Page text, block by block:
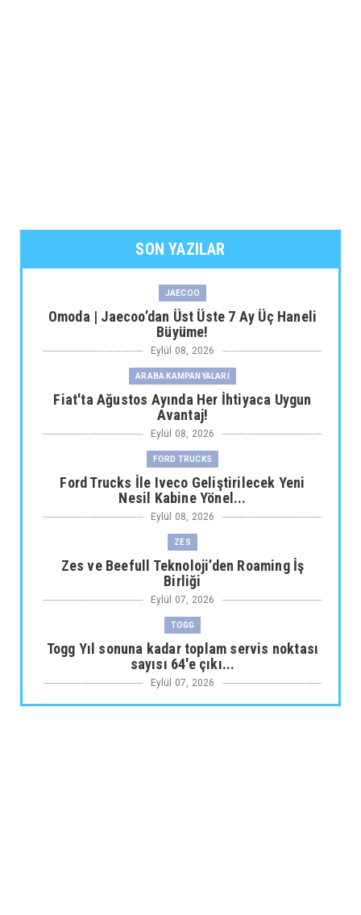
SON YAZILAR
JAECOO
Omoda | Jaecoo’dan Üst Üste 7 Ay Üç Haneli
Büyüme!
Eylül 08, 2026
ARABA KAMPANYALARI
Fiat'ta Ağustos Ayında Her İhtiyaca Uygun
Avantaj!
Eylül 08, 2026
FORD TRUCKS
Ford Trucks İle Iveco Geliştirilecek Yeni
Nesil Kabine Yönel...
Eylül 08, 2026
ZES
Zes ve Beefull Teknoloji’den Roaming İş
Birliği
Eylül 07, 2026
TOGG
Togg Yıl sonuna kadar toplam servis noktası
sayısı 64'e çıkı...
Eylül 07, 2026
ARABA KAMPANYALARI